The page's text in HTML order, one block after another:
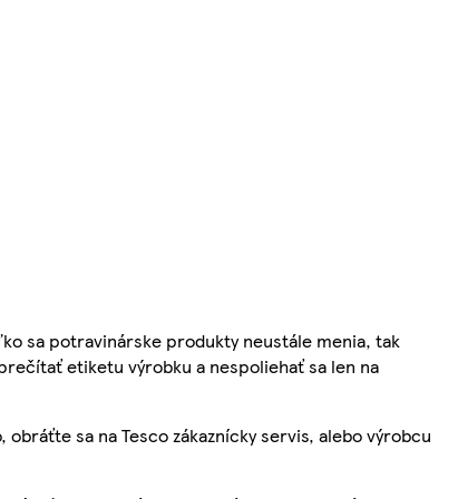
sa potravinárske produkty neustále menia, tak
etiketu výrobku a nespoliehať sa len na
sa na Tesco zákaznícky servis, alebo výrobcu